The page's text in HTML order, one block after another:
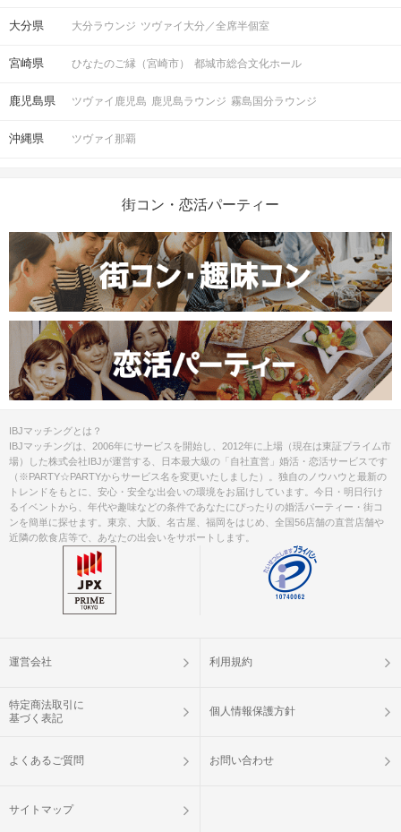
大分県 大分ラウンジ ツヴァイ大分／全席半個室
宮崎県 ひなたのご縁（宮崎市） 都城市総合文化ホール
鹿児島県 ツヴァイ鹿児島 鹿児島ラウンジ 霧島国分ラウンジ
沖縄県 ツヴァイ那覇
街コン・恋活パーティー
IBJマッチングとは？
IBJマッチングは、2006年にサービスを開始し、2012年に上場（現在は東証プライム市
場）した株式会社IBJが運営する、日本最大級の「自社直営」婚活・恋活サービスです
（※PARTY☆PARTYからサービス名を変更いたしました）。独自のノウハウと最新の
トレンドをもとに、安心・安全な出会いの環境をお届けしています。今日・明日行け
るイベントから、年代や趣味などの条件であなたにぴったりの婚活パーティー・街コ
ンを簡単に探せます。東京、大阪、名古屋、福岡をはじめ、全国56店舗の直営店舗や
近隣の飲食店等で、あなたの出会いをサポートします。
運営会社 利用規約
特定商法取引に
基づく表記
個人情報保護方針
よくあるご質問 お問い合わせ
サイトマップ